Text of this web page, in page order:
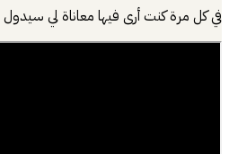
في كل مرة كنت أرى فيها معاناة لي سيدول